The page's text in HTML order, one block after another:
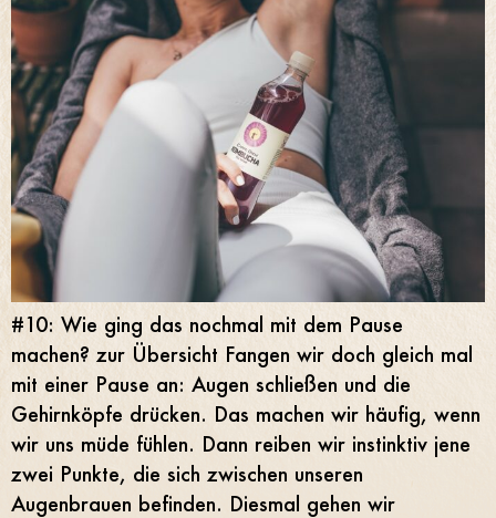
#10: Wie ging das nochmal mit dem Pause
machen? zur Übersicht Fangen wir doch gleich mal
mit einer Pause an: Augen schließen und die
Gehirnköpfe drücken. Das machen wir häufig, wenn
wir uns müde fühlen. Dann reiben wir instinktiv jene
zwei Punkte, die sich zwischen unseren
Augenbrauen befinden. Diesmal gehen wir